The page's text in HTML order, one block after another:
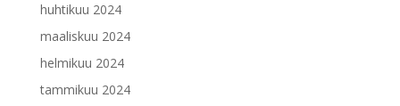
huhtikuu 2024
maaliskuu 2024
helmikuu 2024
tammikuu 2024